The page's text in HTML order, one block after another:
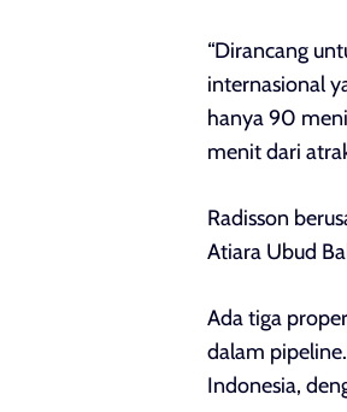
“Dirancang
internasional
hanya 90
menit dari
Radisson
Atiara Ubud
Ada tiga
dalam
Indonesia,